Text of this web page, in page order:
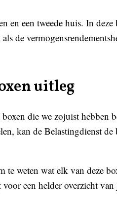
en een tweede huis. In
de
uitleg
die we zojuist hebben
kan de Belastingdienst de
te weten wat elk van deze
een helder overzicht